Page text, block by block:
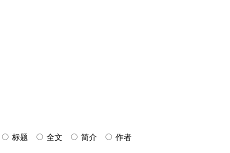
标题 全文 简介
作者